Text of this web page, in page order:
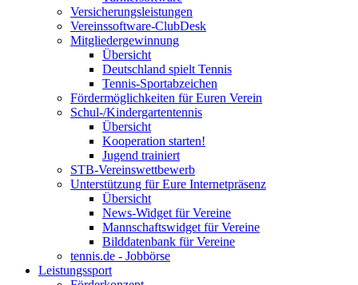
Versicherungsleistungen
Vereinssoftware-ClubDesk
Mitgliedergewinnung
Übersicht
Deutschland spielt Tennis
Tennis-Sportabzeichen
Fördermöglichkeiten für Euren Verein
Schul-/Kindergartentennis
Übersicht
Kooperation starten!
Jugend trainiert
STB-Vereinswettbewerb
Unterstützung für Eure Internetpräsenz
Übersicht
News-Widget für Vereine
Mannschaftswidget für Vereine
Bilddatenbank für Vereine
tennis.de - Jobbörse
Leistungssport